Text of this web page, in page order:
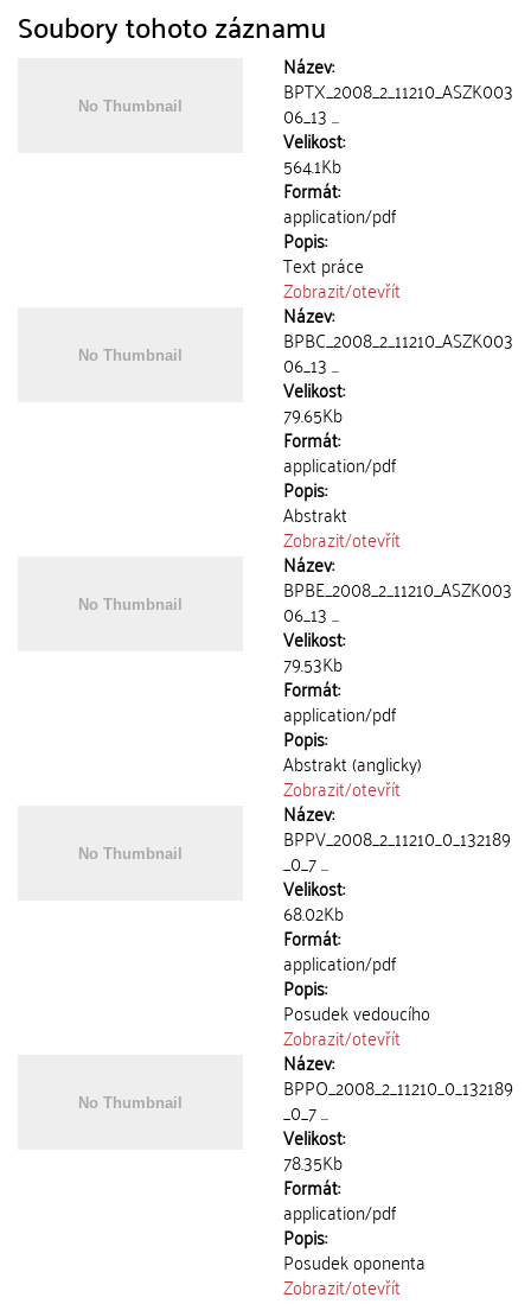
Soubory tohoto záznamu
Název:
BPTX_2008_2_11210_ASZK003
06_13 ...
Velikost:
564.1Kb
Formát:
application/pdf
Popis:
Text práce
Zobrazit/otevřít
Název:
BPBC_2008_2_11210_ASZK003
06_13 ...
Velikost:
79.65Kb
Formát:
application/pdf
Popis:
Abstrakt
Zobrazit/otevřít
Název:
BPBE_2008_2_11210_ASZK003
06_13 ...
Velikost:
79.53Kb
Formát:
application/pdf
Popis:
Abstrakt (anglicky)
Zobrazit/otevřít
Název:
BPPV_2008_2_11210_0_132189
_0_7 ...
Velikost:
68.02Kb
Formát:
application/pdf
Popis:
Posudek vedoucího
Zobrazit/otevřít
Název:
BPPO_2008_2_11210_0_132189
_0_7 ...
Velikost:
78.35Kb
Formát:
application/pdf
Popis:
Posudek oponenta
Zobrazit/otevřít